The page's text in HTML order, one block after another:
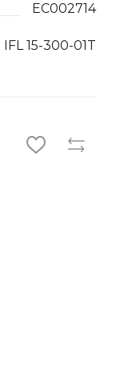
EC002714
IFL 15-300-01T